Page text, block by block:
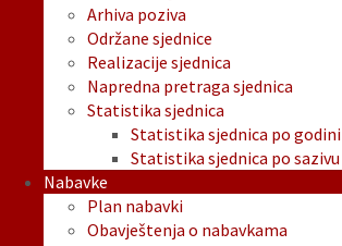
Arhiva poziva
Održane sjednice
Realizacije sjednica
Napredna pretraga sjednica
Statistika sjednica
Statistika sjednica po godini
Statistika sjednica po sazivu
Nabavke
Plan nabavki
Obavještenja o nabavkama